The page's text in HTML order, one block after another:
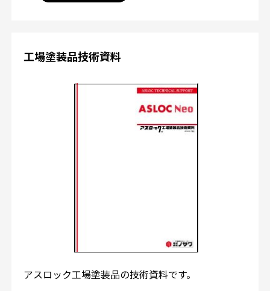
工場塗装品技術資料
アスロック工場塗装品の技術資料です。